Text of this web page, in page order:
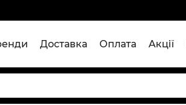
Доставка Оплата Акції